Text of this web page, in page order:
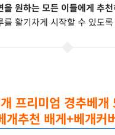
을 원하는 모든 이들에게 추천
를 활기차게 시작할 수 있도
프리미엄 경추베개
개추천 배게+베개커